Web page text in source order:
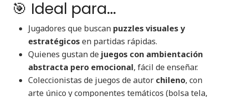
🎯 Ideal para...
Jugadores que buscan puzzles visuales y
estratégicosen partidas rápidas.
Quienes gustan de juegos con ambientación
abstracta pero emocional, fácil de enseñar.
Coleccionistas de juegos de autor chileno, con
arte único y componentes temáticos (bolsa tela,